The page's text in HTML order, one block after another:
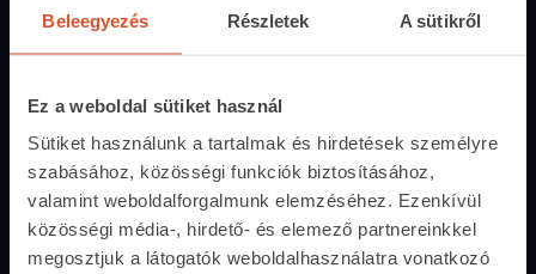
Beleegyezés Részletek A sütikről
Ez a weboldal sütiket használ
Sütiket használunk a tartalmak és hirdetések személyre
szabásához, közösségi funkciók biztosításához,
valamint weboldalforgalmunk elemzéséhez. Ezenkívül
közösségi média-, hirdető- és elemező partnereinkkel
megosztjuk a látogatók weboldalhasználatra vonatkozó
Ingatlanoskereső
Energiatanúsítvány
Közvetítőknek
Belépés közvetítőknek
Árak és hirdetési lehetőségek